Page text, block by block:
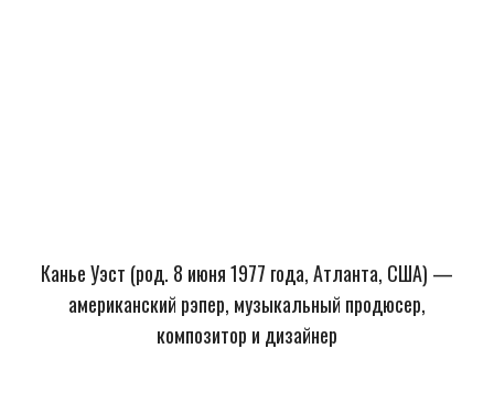
Канье Уэст (род. 8 июня 1977 года, Атланта, США) —
американский рэпер, музыкальный продюсер,
композитор и дизайнер